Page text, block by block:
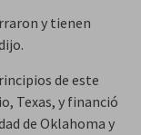
y tienen
de este
Texas, y financió
de Oklahoma y